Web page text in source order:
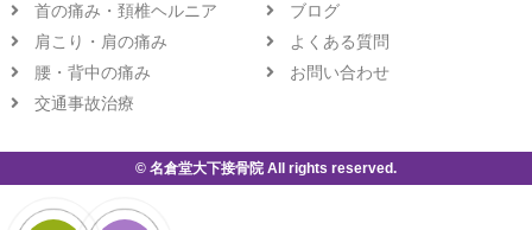
首の痛み・頚椎ヘルニア
肩こり・肩の痛み
腰・背中の痛み
交通事故治療
ブログ
よくある質問
お問い合わせ
© 名倉堂大下接骨院 All rights reserved.